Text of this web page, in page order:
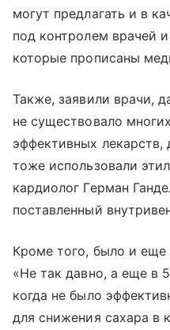
могут предлагать и в
под контролем врачей
которые прописаны
Также, заявили врачи,
не существовало
эффективных лекарств,
тоже использовали
кардиолог Герман
поставленный
Кроме того, было и еще
«Не так давно, а еще в
когда не было
для снижения сахара в